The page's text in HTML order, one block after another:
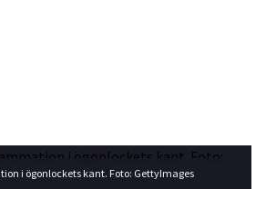
i ögonlockets kant. Foto: GettyImages